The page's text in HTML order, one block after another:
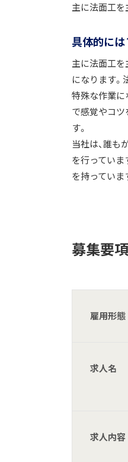
主に法面工を
具体的には
主に法面工を
になります。
特殊な作業に
で感覚やコツ
す。
当社は、誰も
を行っていま
を持っていま
募集要項
雇用形態
求人名
求人内容